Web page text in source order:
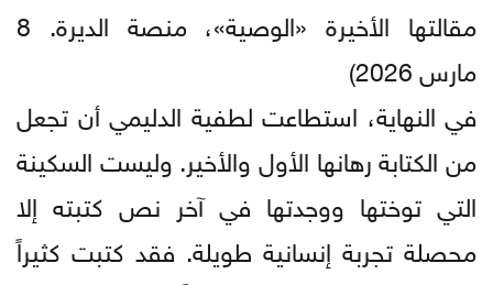
مقالتها الأخيرة «الوصية»، منصة الديرة. 8
مارس 2026)
في النهاية، استطاعت لطفية الدليمي أن تجعل
من الكتابة رهانها الأول والأخير. وليست السكينة
التي توختها ووجدتها في آخر نص كتبته إلا
محصلة تجربة إنسانية طويلة. فقد كتبت كثيراً